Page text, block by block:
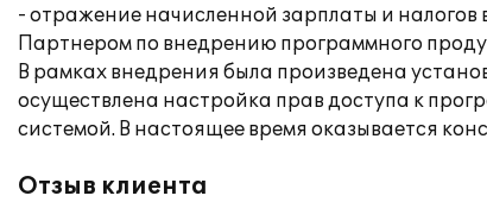
- отражение начисленной зарплаты и налогов
Партнером по внедрению программного
В рамках внедрения была произведена
осуществлена настройка прав доступа к
системой. В настоящее время оказывается
Отзыв клиента